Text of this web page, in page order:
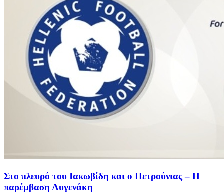
Στο πλευρό του Ιακωβίδη και ο Πετρούνιας – Η
παρέμβαση Αυγενάκη